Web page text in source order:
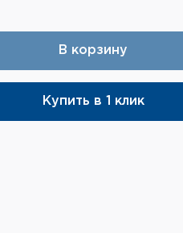
В корзину
Купить в 1 клик